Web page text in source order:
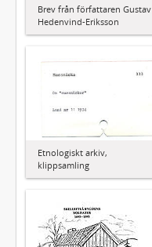
Brev från författaren Gustav
Hedenvind-Eriksson
Etnologiskt arkiv,
klippsamling